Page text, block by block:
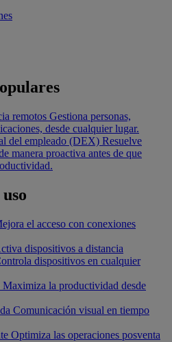
remotos Gestiona personas,
desde cualquier lugar.
del empleado (DEX) Resuelve
manera proactiva antes de que
el acceso con conexiones
dispositivos a distancia
dispositivos en cualquier
Maximiza la productividad desde
Comunicación visual en tiempo
Optimiza las operaciones posventa